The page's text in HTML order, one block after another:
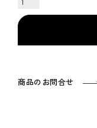
商品のお問合せ